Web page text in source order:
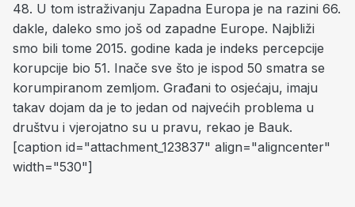
48. U tom istraživanju Zapadna Europa je na razini 66.
dakle, daleko smo još od zapadne Europe. Najbliži
smo bili tome 2015. godine kada je indeks percepcije
korupcije bio 51. Inače sve što je ispod 50 smatra se
korumpiranom zemljom. Građani to osjećaju, imaju
takav dojam da je to jedan od najvećih problema u
društvu i vjerojatno su u pravu, rekao je Bauk.
[caption id="attachment_123837" align="aligncenter"
width="530"]